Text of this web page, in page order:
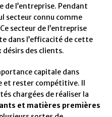
l’entreprise. Pendant
secteur connu comme
secteur de l’entreprise
dans l’efficacité de cette
des clients.
capitale dans
et rester compétitive. Il
chargées de réaliser la
et matières premières